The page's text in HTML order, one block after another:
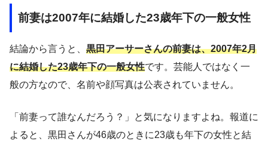
前妻は2007年に結婚した23歳年下の一般女性
結論から言うと、 黒田アーサーさんの前妻は、2007年2月
に結婚した23歳年下の一般女性です。芸能人ではなく一
般の方なので、名前や顔写真は公表されていません。
「前妻って誰なんだろう？」と気になりますよね。報道に
よると、黒田さんが46歳のときに23歳も年下の女性と結